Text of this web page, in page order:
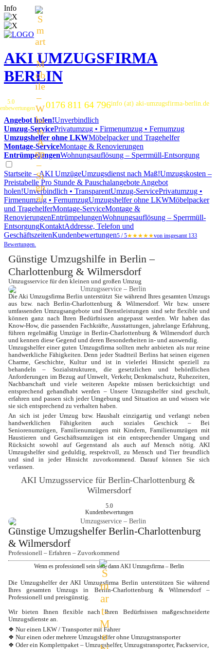
Info
AKI UMZUGSFIRMA
BERLIN
5.0
0176 811 64 796info (at) aki-umzugsfirma-berlin.de
Angebot holen!Unverbindlich
Umzug-ServicePrivatumzug • Firmenumzug • Fernumzug
Umzugshelfer ohne LKWMöbelpacker und Tragehelfer
Montage-ServiceMontage & Renovierungen
EntrümpelungenWohnungsauflösung – Sperrmüll-Entsorgung
Startseite – AKI UmzügeUmzugsdienst nach Maß!Umzugskosten –
Preistabelle Pro Stunde & Pauschalangebote Angebot
holen!Unverbindlich • TransparentUmzug-ServicePrivatumzug •
Firmenumzug • FernumzugUmzugshelfer ohne LKWMöbelpacker
und TragehelferMontage-ServiceMontage &
RenovierungenEntrümpelungenWohnungsauflösung – Sperrmüll-
EntsorgungKontaktAddresse, Telefon und
GeschäftszeitenKundenbewertungen5 / 5★★★★★von insgesamt 133
Bewertungen.
Günstige Umzugshilfe in Berlin –
Charlottenburg & Wilmersdorf
Umzugsservice für den kleinen und großen Umzug
Die Aki Umzugsfirma Berlin unterstützt Sie während Ihres gesamten Umzugs
aus bzw. nach Berlin-Charlottenburg & Wilmersdorf. Wir bzw. unsere
umfassenden Umzugsangebote und Dienstleistungen sind sehr flexible und
können ganz nach Ihren Bedürfnissen angepasst werden. Wir haben das
Know-How, die passenden Fachkräfte, Ausstattungen, jahrelange Erfahrung,
führen regelmäßig Umzüge in Berlin-Charlottenburg & Wilmersdorf durch
und kennen diese Gegend und deren Besonderheiten in- und auswendig.
Umzugshelfer einer guten Umzugsfirma sollten mehr anbieten als nur reine
handwerkliche Fähigkeiten. Denn jeder Stadtteil Berlins hat seinen eigenen
Charme, Geschichte, Kultur und ist in vielerlei Hinsicht speziell zu
behandeln – Sozialstrukturen, die gesetzlichen und behördlichen
Anforderungen im Bezug auf Umwelt, Verkehr, Denkmalschutz, Ruhezeiten,
Nachbarschaft und viele weiteren Aspekte müssen berücksichtigt und
entsprechend gehandhabt werden – Unsere Umzugshelfer sind geschult,
erfahren und passen sich jeder Umgebung und Situation an und wissen wie
sie sich entsprechend zu verhalten haben.
An sich ist jeder Umzug bzw. Haushalt einzigartig und verlangt neben
handwerklichen Fähigkeiten auch soziales Geschick – Bei
Seniorenumzügen, Familienumzügen mit Kindern, Familienumzügen mit
Haustieren und Geschäftsumzügen ist ein entsprechender Umgang und
Rücksicht sowohl auf Gegenstand als auch auf Mensch nötig. AKI
Umzugshelfer sind geduldig, respektvoll, zu Mensch und Tier freundlich
und sind in jeder Hinsicht zuvorkommend. Darauf können Sie sich
verlassen.
AKI Umzugsservice für Berlin-Charlottenburg &
Wilmersdorf
5.0
Kundenbewertungen
Günstige Umzugshelfer Berlin-Charlottenburg
& Wilmersdorf
Professionell – Erfahren – Zuvorkommend
Wenn es professionell sein soll, dann AKI Umzugsfirma – Berlin
Die Umzugshelfer der AKI Umzugsfirma Berlin unterstützen Sie während
Ihres gesamten Umzugs in Berlin-Charlottenburg & Wilmersdorf –
Professionell und preisgünstig.
Wir bieten Ihnen flexible nach Ihren Bedürfnissen maßgeschneiderte
Umzugsdienste an.
❖ Nur einen LKW / Transporter mit Fahrer
❖ Nur einen oder mehrere Umzugshelfer ohne Umzugstransporter
❖ Oder ein Komplettpaket – Umzugshelfer, Umzugstransporter, Packservice,